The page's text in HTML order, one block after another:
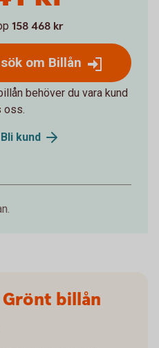
158 468 kr
om Billån
behöver du vara kund
oss.
Bli kund
billån